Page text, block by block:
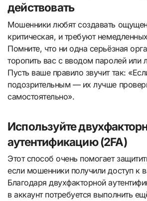
действовать
Мошенники любят создавать
критическая, и требуют
Помните, что ни одна серьёзная
торопить вас с вводом паролей или
Пусть ваше правило звучит так:
подозрительным — их лучше
самостоятельно».
Используйте
аутентификацию (2FA)
Этот способ очень помогает
если мошенники получили доступ к
Благодаря двухфакторной
в аккаунт потребуется выполнить